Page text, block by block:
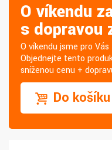
O víkendu
s dopravou
O víkendu jsme pro
Objednejte tento
sníženou cenu +
Do košíku